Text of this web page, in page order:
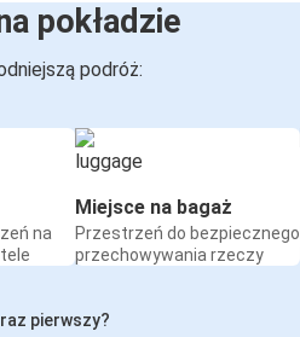
pokładzie
podróż:
na
Miejsce na bagaż
Przestrzeń do bezpiecznego
przechowywania rzeczy
pierwszy?